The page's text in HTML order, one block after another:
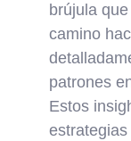
brújula
camino
patrones
Estos